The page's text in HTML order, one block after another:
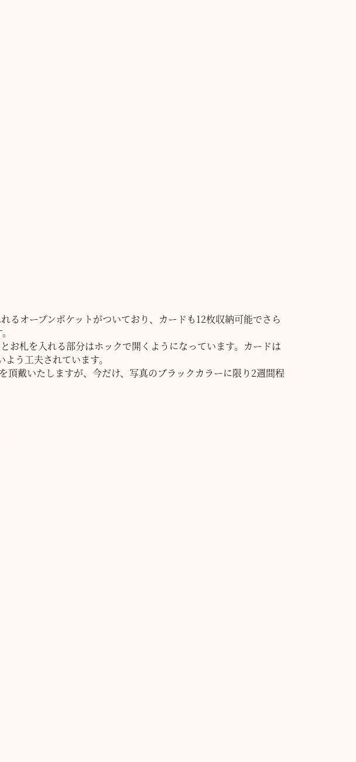
オープンポケットがついており、カードも12枚収納可能でさら
お札を入れる部分はホックで開くようになっています。カードは
う工夫されています。
戴いたしますが、今だけ、写真のブラックカラーに限り2週間程